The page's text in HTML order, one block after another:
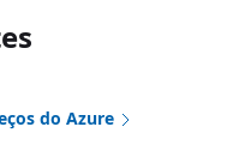
do Azure